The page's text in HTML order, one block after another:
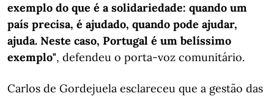
exemplo do que é a solidariedade: quando um
país precisa, é ajudado, quando pode ajudar,
ajuda. Neste caso, Portugal é um belíssimo
exemplo", defendeu o porta-voz comunitário.
Carlos de Gordejuela esclareceu que a gestão das